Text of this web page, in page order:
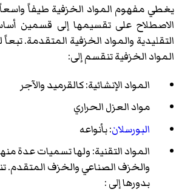
يغطي مفهوم المواد الخزفية طيفاً
الاصطلاح على تقسيمها إلى قسمين
التقليدية والمواد الخزفية المتقدمة.
المواد الخزفية تنقسم إلى:
المواد الإنشائية: كالقرميد والآجر
مواد العزل الحراري
البورسلان: بأنواعه
المواد التقنية: ولها تسميات عدة
والخزف الصناعي والخزف المتقدم.
بدورها إلى :